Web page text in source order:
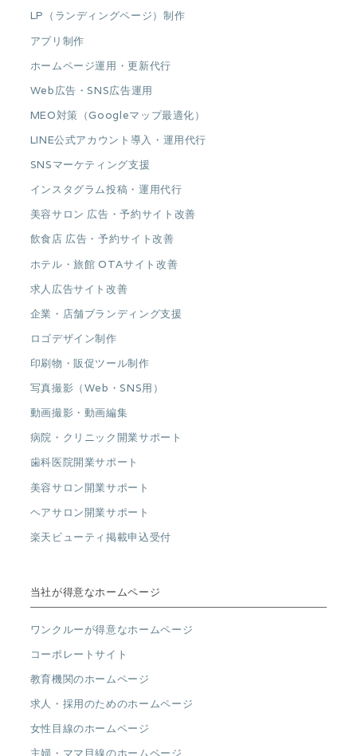
LP（ランディングページ）制作
アプリ制作
ホームページ運用・更新代行
Web広告・SNS広告運用
MEO対策（Googleマップ最適化）
LINE公式アカウント導入・運用代行
SNSマーケティング支援
インスタグラム投稿・運用代行
美容サロン 広告・予約サイト改善
飲食店 広告・予約サイト改善
ホテル・旅館 OTAサイト改善
求人広告サイト改善
企業・店舗ブランディング支援
ロゴデザイン制作
印刷物・販促ツール制作
写真撮影（Web・SNS用）
動画撮影・動画編集
病院・クリニック開業サポート
歯科医院開業サポート
美容サロン開業サポート
ヘアサロン開業サポート
楽天ビューティ掲載申込受付
当社が得意なホームページ
ワンクルーが得意なホームページ
コーポレートサイト
教育機関のホームページ
求人・採用のためのホームページ
女性目線のホームページ